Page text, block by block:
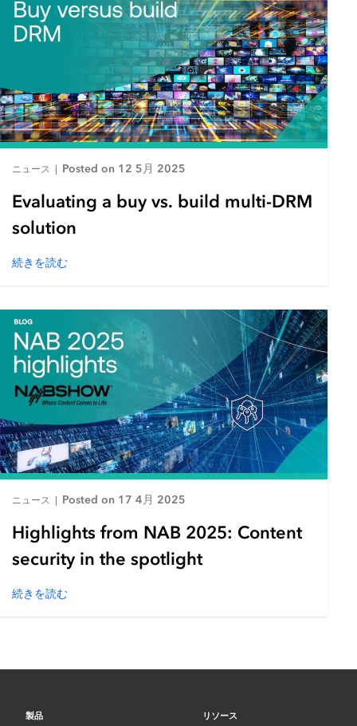
ニュース | Posted on 12 5月 2025
Evaluating a buy vs. build multi-DRM
solution
続きを読む
ニュース | Posted on 17 4月 2025
Highlights from NAB 2025: Content
security in the spotlight
続きを読む
製品 リソース